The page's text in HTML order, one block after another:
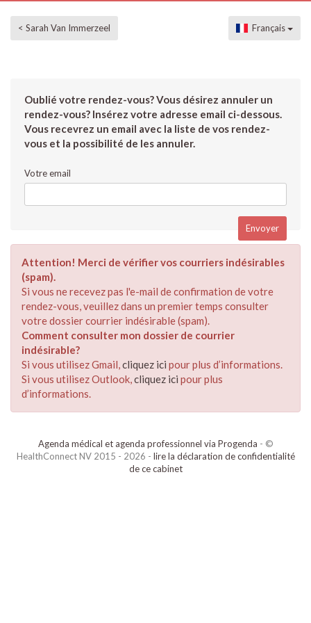
< Sarah Van Immerzeel Français
Oublié votre rendez-vous? Vous désirez annuler un
rendez-vous? Insérez votre adresse email ci-dessous.
Vous recevrez un email avec la liste de vos rendez-
vous et la possibilité de les annuler.
Votre email
Attention! Merci de vérifier vos courriers indésirables
(spam).
Si vous ne recevez pas l'e-mail de confirmation de votre
rendez-vous, veuillez dans un premier temps consulter
votre dossier courrier indésirable (spam).
Comment consulter mon dossier de courrier
indésirable?
Si vous utilisez Gmail,cliquez ici pour plus d’informations.
Si vous utilisez Outlook,cliquez ici pour plus
d’informations.
Agenda médical et agenda professionnel via Progenda - ©
HealthConnect NV 2015 - 2026 - lire la déclaration de confidentialité
de ce cabinet